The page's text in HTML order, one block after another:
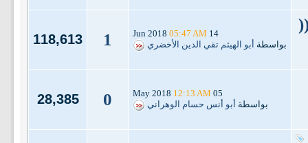
14 Jun 2018
05:47 AM
بواسطة أبو الهيثم تقي الدين الأخضري 1
118,613
05 May 2018
12:13 AM
بواسطة أبو أنس حسام الوهراني 0
28,385